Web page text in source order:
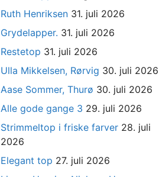
Ruth Henriksen 31. juli 2026
Grydelapper. 31. juli 2026
Restetop 31. juli 2026
Ulla Mikkelsen, Rørvig 30. juli 2026
Aase Sommer, Thurø 30. juli 2026
Alle gode gange 3 29. juli 2026
Strimmeltop i friske farver 28. juli
2026
Elegant top 27. juli 2026